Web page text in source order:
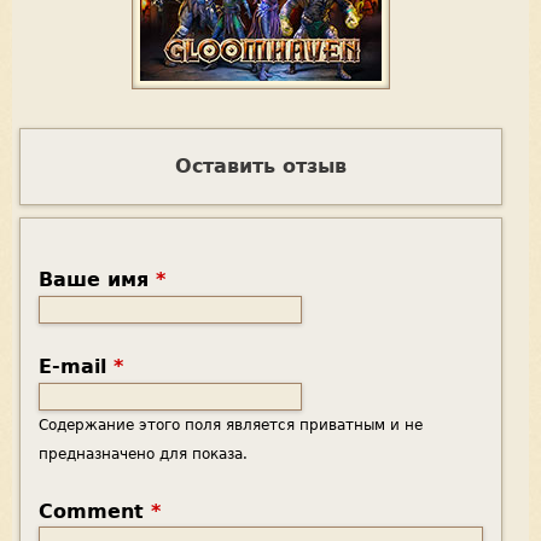
Оставить отзыв
Ваше имя *
E-mail *
Содержание этого поля является приватным и не
предназначено для показа.
Comment *